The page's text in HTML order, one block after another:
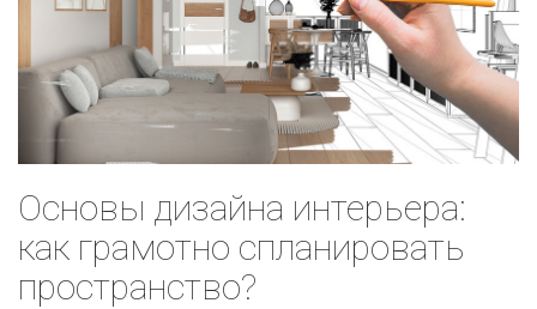
Основы дизайна интерьера:
как грамотно спланировать
пространство?